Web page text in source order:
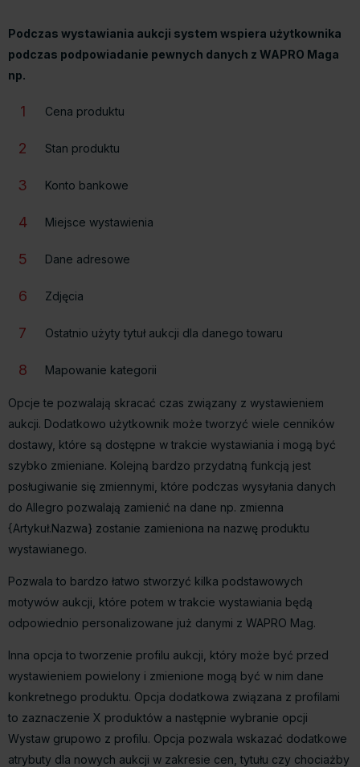
Podczas wystawiania aukcji system wspiera użytkownika
podczas podpowiadanie pewnych danych z WAPRO Maga
np.
1 Cena produktu
2 Stan produktu
3 Konto bankowe
4 Miejsce wystawienia
5 Dane adresowe
6 Zdjęcia
7 Ostatnio użyty tytuł aukcji dla danego towaru
8 Mapowanie kategorii
Opcje te pozwalają skracać czas związany z wystawieniem
aukcji. Dodatkowo użytkownik może tworzyć wiele cenników
dostawy, które są dostępne w trakcie wystawiania i mogą być
szybko zmieniane. Kolejną bardzo przydatną funkcją jest
posługiwanie się zmiennymi, które podczas wysyłania danych
do Allegro pozwalają zamienić na dane np. zmienna
{Artykuł.Nazwa} zostanie zamieniona na nazwę produktu
wystawianego.
Pozwala to bardzo łatwo stworzyć kilka podstawowych
motywów aukcji, które potem w trakcie wystawiania będą
odpowiednio personalizowane już danymi z WAPRO Mag.
Inna opcja to tworzenie profilu aukcji, który może być przed
wystawieniem powielony i zmienione mogą być w nim dane
konkretnego produktu. Opcja dodatkowa związana z profilami
to zaznaczenie X produktów a następnie wybranie opcji
Wystaw grupowo z profilu. Opcja pozwala wskazać dodatkowe
atrybuty dla nowych aukcji w zakresie cen, tytułu czy chociażby